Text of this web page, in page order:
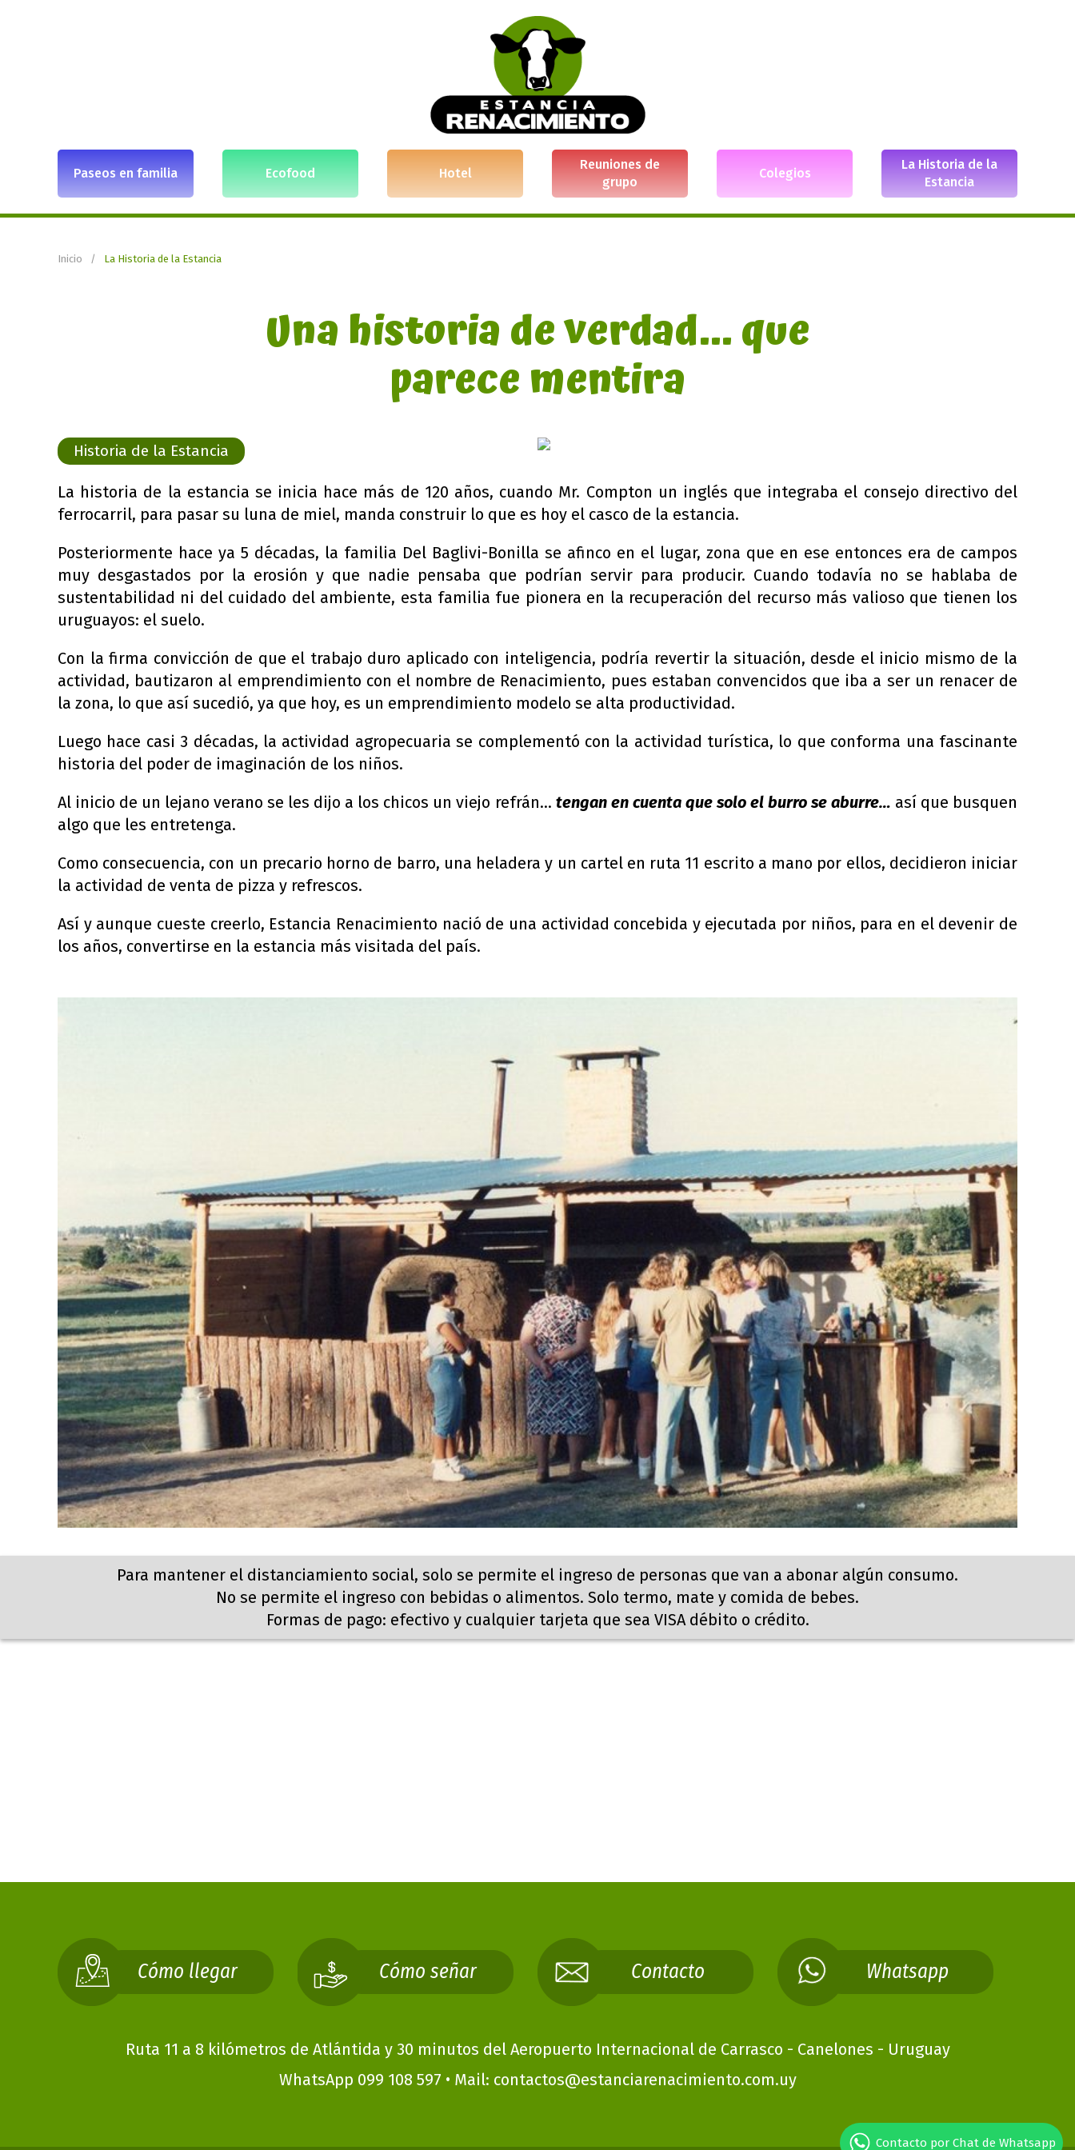
Paseos en familia Ecofood Hotel
Reuniones de
grupo
Colegios
La Historia de la
Estancia
Inicio La Historia de la Estancia
Una historia de verdad... que
parece mentira
Historia de la Estancia
La historia de la estancia se inicia hace más de 120 años, cuando Mr. Compton un inglés que integraba el consejo directivo del
ferrocarril, para pasar su luna de miel, manda construir lo que es hoy el casco de la estancia.
Posteriormente hace ya 5 décadas, la familia Del Baglivi-Bonilla se afinco en el lugar, zona que en ese entonces era de campos
muy desgastados por la erosión y que nadie pensaba que podrían servir para producir. Cuando todavía no se hablaba de
sustentabilidad ni del cuidado del ambiente, esta familia fue pionera en la recuperación del recurso más valioso que tienen los
uruguayos: el suelo.
Con la firma convicción de que el trabajo duro aplicado con inteligencia, podría revertir la situación, desde el inicio mismo de la
actividad, bautizaron al emprendimiento con el nombre de Renacimiento, pues estaban convencidos que iba a ser un renacer de
la zona, lo que así sucedió, ya que hoy, es un emprendimiento modelo se alta productividad.
Luego hace casi 3 décadas, la actividad agropecuaria se complementó con la actividad turística, lo que conforma una fascinante
historia del poder de imaginación de los niños.
Al inicio de un lejano verano se les dijo a los chicos un viejo refrán… tengan en cuenta que solo el burro se aburre… así que busquen
algo que les entretenga.
Como consecuencia, con un precario horno de barro, una heladera y un cartel en ruta 11 escrito a mano por ellos, decidieron iniciar
la actividad de venta de pizza y refrescos.
Así y aunque cueste creerlo, Estancia Renacimiento nació de una actividad concebida y ejecutada por niños, para en el devenir de
los años, convertirse en la estancia más visitada del país.
Para mantener el distanciamiento social, solo se permite el ingreso de personas que van a abonar algún consumo.
No se permite el ingreso con bebidas o alimentos. Solo termo, mate y comida de bebes.
Formas de pago: efectivo y cualquier tarjeta que sea VISA débito o crédito.
Cómo llegar Cómo señar Contacto Whatsapp
Ruta 11 a 8 kilómetros de Atlántida y 30 minutos del Aeropuerto Internacional de Carrasco - Canelones - Uruguay
WhatsApp 099 108 597 • Mail: contactos@estanciarenacimiento.com.uy
Contacto por Chat de Whatsapp